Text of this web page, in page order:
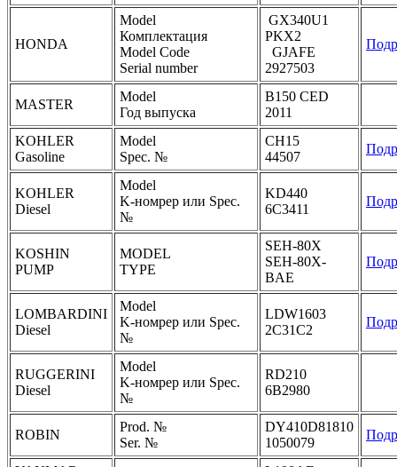
HONDA
Model
Комплектация
Model Code
Serial number
GX340U1
PKX2
GJAFE
2927503
MASTER
Model
Год выпуска
B150 CED
2011
KOHLER
Gasoline
Model
Spec. №
CH15
44507
KOHLER
Diesel
Model
K-номрер или Spec.
№
KD440
6C3411
KOSHIN
PUMP
MODEL
TYPE
SEH-80X
SEH-80X-
BAE
LOMBARDINI
Diesel
Model
K-номрер или Spec.
№
LDW1603
2C31C2
RUGGERINI
Diesel
Model
K-номрер или Spec.
№
RD210
6B2980
ROBIN
Prod. №
Ser. №
DY410D81810
1050079